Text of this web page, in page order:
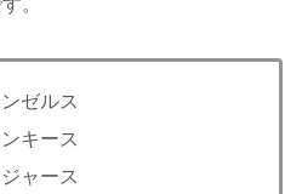
。
ゼルス
キース
ャース